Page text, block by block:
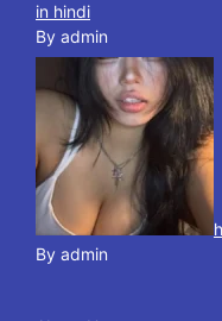
in hindi
By admin
By admin